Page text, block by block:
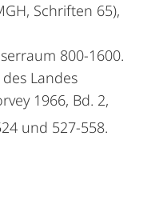
Schriften 65),
800-1600.
Landes
1966, Bd. 2,
und 527-558.